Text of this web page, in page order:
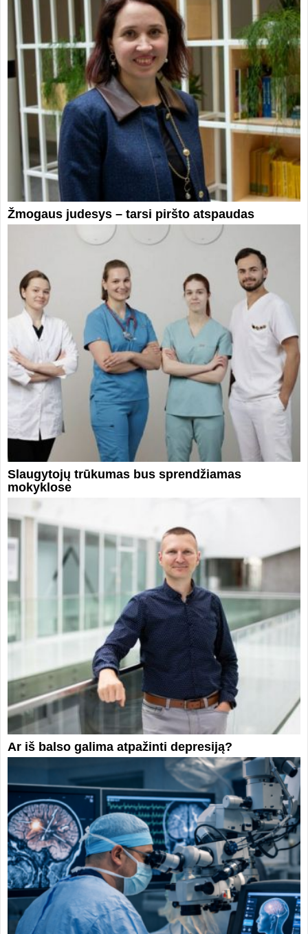
Žmogaus judesys – tarsi piršto atspaudas
Slaugytojų trūkumas bus sprendžiamas
mokyklose
Ar iš balso galima atpažinti depresiją?